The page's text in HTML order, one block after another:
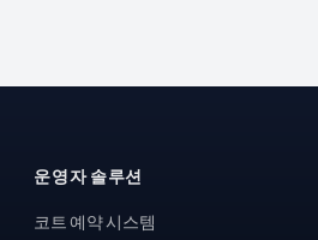
운영자 솔루션
코트 예약 시스템